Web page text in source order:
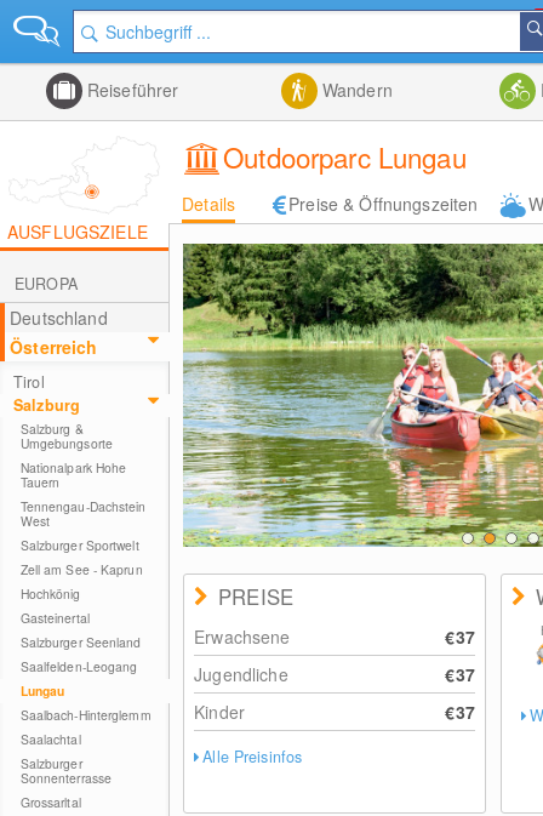
Reiseführer Wandern
Outdoorparc Lungau
Details Preise & Öffnungszeiten
AUSFLUGSZIELE
EUROPA
Deutschland
Österreich
Tirol
Salzburg
Salzburg &
Umgebungsorte
Nationalpark Hohe
Tauern
Tennengau-Dachstein
West
Salzburger Sportwelt
Zell am See - Kaprun
Hochkönig
Gasteinertal
Salzburger Seenland
Saalfelden-Leogang
Lungau
Saalbach-Hinterglemm
Saalachtal
Salzburger
Sonnenterrasse
Grossarltal
© Outdoorparc Lungau
PREISE
Erwachsene
€37
Jugendliche
€37
Kinder
€37
Alle Preisinfos